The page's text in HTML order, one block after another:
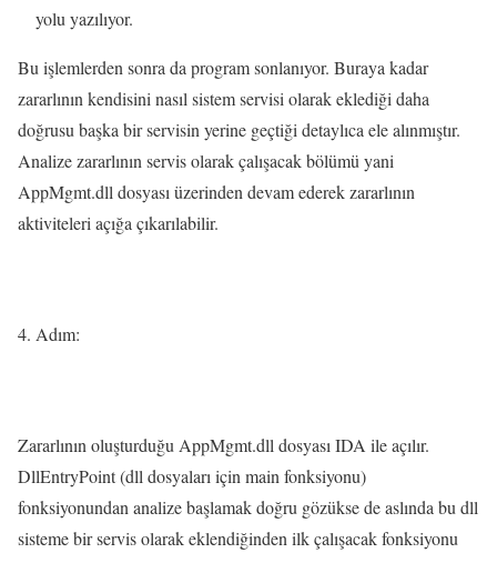
yolu yazılıyor.
Bu işlemlerden sonra da program sonlanıyor. Buraya kadar
zararlının kendisini nasıl sistem servisi olarak eklediği daha
doğrusu başka bir servisin yerine geçtiği detaylıca ele alınmıştır.
Analize zararlının servis olarak çalışacak bölümü yani
AppMgmt.dll dosyası üzerinden devam ederek zararlının
aktiviteleri açığa çıkarılabilir.
4. Adım:
Zararlının oluşturduğu AppMgmt.dll dosyası IDA ile açılır.
DllEntryPoint (dll dosyaları için main fonksiyonu)
fonksiyonundan analize başlamak doğru gözükse de aslında bu dll
sisteme bir servis olarak eklendiğinden ilk çalışacak fonksiyonu